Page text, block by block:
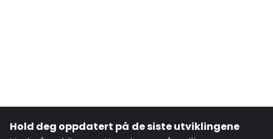
Hold deg oppdatert på de siste utviklingene